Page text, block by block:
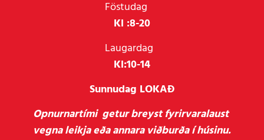
Föstudag
Kl :8-20
Laugardag
Kl:10-14
Sunnudag LOKAÐ
Opnurnartími getur breyst fyrirvaralaust
vegna leikja eða annara viðburða í húsinu.